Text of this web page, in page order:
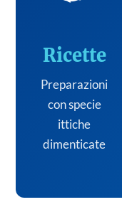
Ricette
Preparazioni
con specie
ittiche
dimenticate